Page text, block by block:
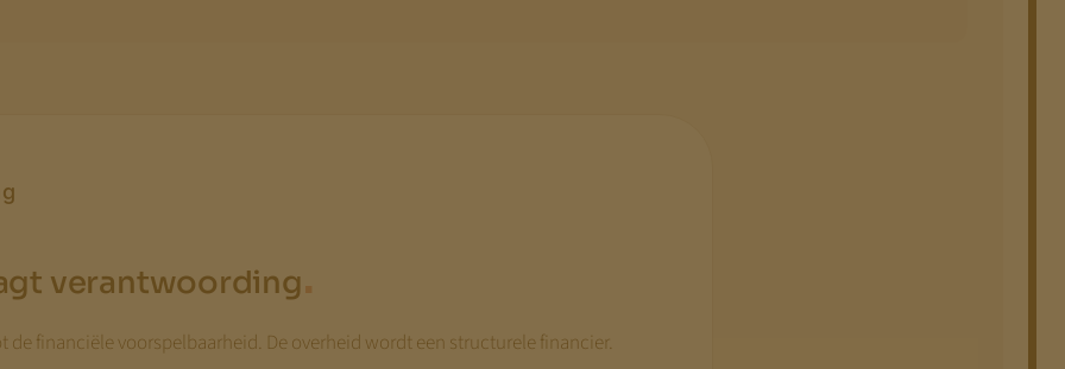
verantwoording.
de financiële voorspelbaarheid. De overheid wordt een structurele financier.